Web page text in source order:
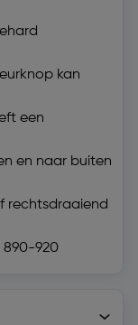
kan
een
en naar buiten
rechtsdraaiend
890-920